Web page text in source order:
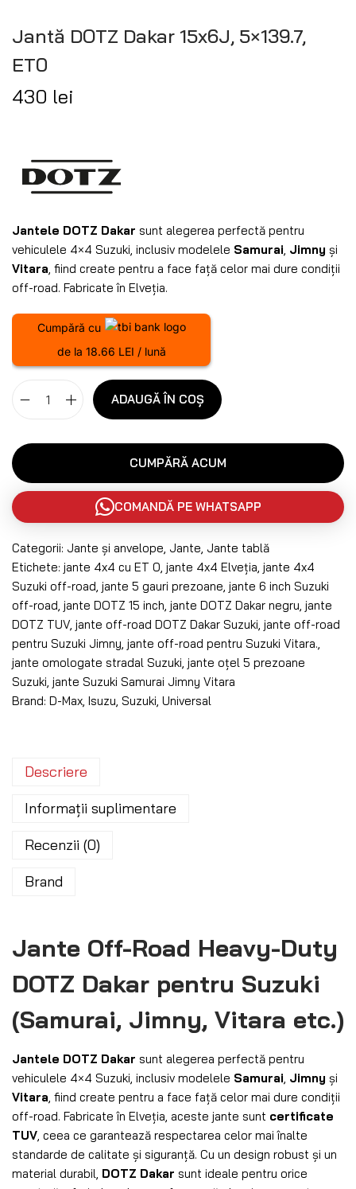
Jantă DOTZ Dakar 15x6J, 5×139.7,
ET0
430 lei
Jantele DOTZ Dakar sunt alegerea perfectă pentru
vehiculele 4×4 Suzuki, inclusiv modelele Samurai, Jimny și
Vitara, fiind create pentru a face față celor mai dure condiții
off-road. Fabricate în Elveția.
Cumpără cu
de la 18.66 LEI / lună
ADAUGĂ ÎN COȘ
CUMPĂRĂ ACUM
COMANDĂ PE WHATSAPP
Categorii: Jante și anvelope, Jante, Jante tablă
Etichete: jante 4x4 cu ET 0, jante 4x4 Elveția, jante 4x4
Suzuki off-road, jante 5 gauri prezoane, jante 6 inch Suzuki
off-road, jante DOTZ 15 inch, jante DOTZ Dakar negru, jante
DOTZ TUV, jante off-road DOTZ Dakar Suzuki, jante off-road
pentru Suzuki Jimny, jante off-road pentru Suzuki Vitara.,
jante omologate stradal Suzuki, jante oțel 5 prezoane
Suzuki, jante Suzuki Samurai Jimny Vitara
Brand: D-Max, Isuzu, Suzuki, Universal
Descriere
Informații suplimentare
Recenzii (0)
Brand
Jante Off-Road Heavy-Duty
DOTZ Dakar pentru Suzuki
(Samurai, Jimny, Vitara etc.)
Jantele DOTZ Dakar sunt alegerea perfectă pentru
vehiculele 4×4 Suzuki, inclusiv modelele Samurai, Jimny și
Vitara, fiind create pentru a face față celor mai dure condiții
off-road. Fabricate în Elveția, aceste jante sunt certificate
TUV, ceea ce garantează respectarea celor mai înalte
standarde de calitate și siguranță. Cu un design robust și un
material durabil, DOTZ Dakar sunt ideale pentru orice